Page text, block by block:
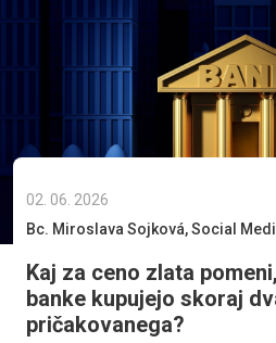
02. 06. 2026
Bc. Miroslava Sojková, Social
Kaj za ceno zlata
banke kupujejo skoraj
pričakovanega?